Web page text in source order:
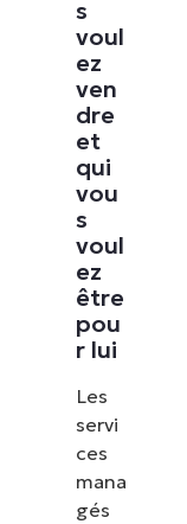
s
voul
ez
ven
dre
et
qui
vou
s
voul
ez
être
pou
r lui
Les
servi
ces
mana
gés